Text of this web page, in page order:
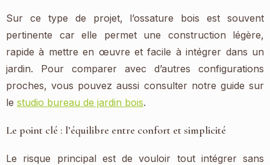
Sur ce type de projet, l’ossature bois est souvent
pertinente car elle permet une construction légère,
rapide à mettre en œuvre et facile à intégrer dans un
jardin. Pour comparer avec d’autres configurations
proches, vous pouvez aussi consulter notre guide sur
le studio bureau de jardin bois.
Le point clé : l’équilibre entre confort et simplicité
Le risque principal est de vouloir tout intégrer sans